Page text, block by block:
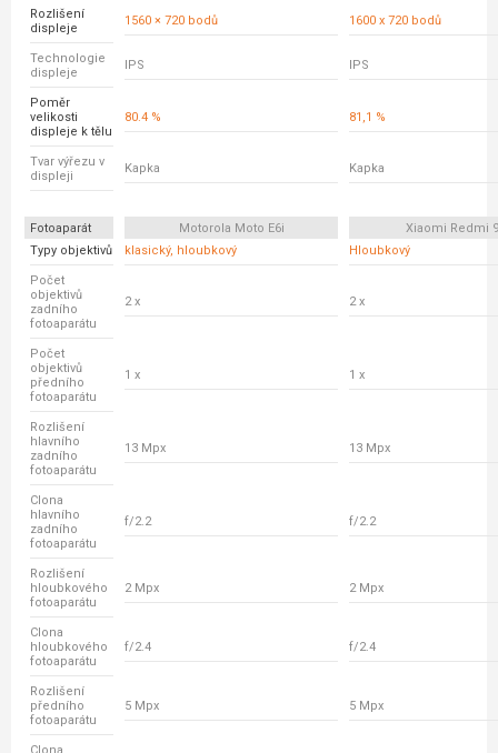
Rozlišení
displeje
1560 × 720 bodů 1600 x 720 bodů
Technologie
displeje
IPS IPS
Poměr
velikosti
displeje k tělu
80.4 % 81,1 %
Tvar výřezu v
displeji
Kapka Kapka
Fotoaparát Motorola Moto E6i
Xiaomi Redmi
Typy objektivů
klasický, hloubkový Hloubkový
Počet
objektivů
zadního
fotoaparátu
2 x 2 x
Počet
objektivů
předního
fotoaparátu
1 x 1 x
Rozlišení
hlavního
zadního
fotoaparátu
13 Mpx 13 Mpx
Clona
hlavního
zadního
fotoaparátu
f/2.2 f/2.2
Rozlišení
hloubkového
fotoaparátu
2 Mpx 2 Mpx
Clona
hloubkového
fotoaparátu
f/2.4 f/2.4
Rozlišení
předního
fotoaparátu
5 Mpx 5 Mpx